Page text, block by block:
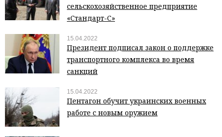
сельскохозяйственное предприятие
«Стандарт-С»
15.04.2022
Президент подписал закон о поддержке
транспортного комплекса во время
санкций
15.04.2022
Пентагон обучит украинских военных
работе с новым оружием